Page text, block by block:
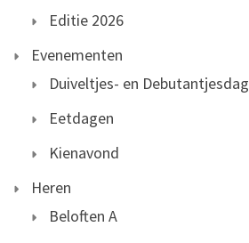
Editie 2026
Evenementen
Duiveltjes- en Debutantjesdag
Eetdagen
Kienavond
Heren
Beloften A